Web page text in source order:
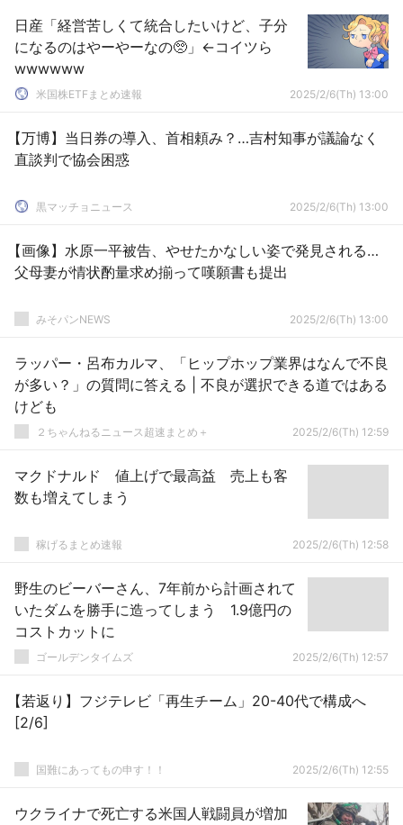
日産「経営苦しくて統合したいけど、子分
になるのはやーやーなの🥺」←コイツら
wwwwww
米国株ETFまとめ速報 2025/2/6(Th) 13:00
【万博】当日券の導入、首相頼み？…吉村知事が議論なく
直談判で協会困惑
黒マッチョニュース 2025/2/6(Th) 13:00
【画像】水原一平被告、やせたかなしい姿で発見される…
父母妻が情状酌量求め揃って嘆願書も提出
みそパンNEWS 2025/2/6(Th) 13:00
ラッパー・呂布カルマ、「ヒップホップ業界はなんで不良
が多い？」の質問に答える | 不良が選択できる道ではある
けども
２ちゃんねるニュース超速まとめ＋ 2025/2/6(Th) 12:59
マクドナルド 値上げで最高益 売上も客
数も増えてしまう
稼げるまとめ速報 2025/2/6(Th) 12:58
野生のビーバーさん、7年前から計画されて
いたダムを勝手に造ってしまう 1.9億円の
コストカットに
ゴールデンタイムズ 2025/2/6(Th) 12:57
【若返り】フジテレビ「再生チーム」20-40代で構成へ
[2/6]
国難にあってもの申す！！ 2025/2/6(Th) 12:55
ウクライナで死亡する米国人戦闘員が増加